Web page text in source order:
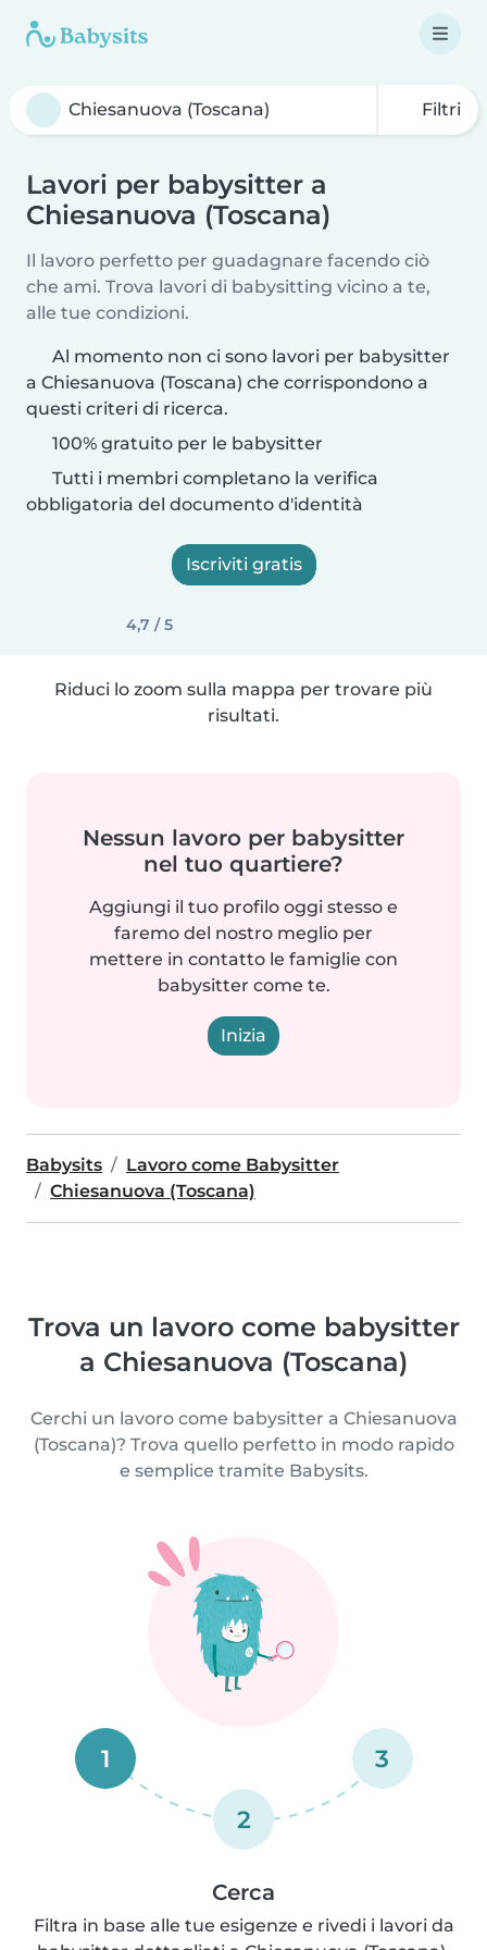
Filtri
Lavori per babysitter a
Chiesanuova (Toscana)
Il lavoro perfetto per guadagnare facendo ciò
che ami. Trova lavori di babysitting vicino a te,
alle tue condizioni.
Al momento non ci sono lavori per babysitter
a Chiesanuova (Toscana) che corrispondono a
questi criteri di ricerca.
100% gratuito per le babysitter
Tutti i membri completano la verifica
obbligatoria del documento d'identità
Iscriviti gratis
4,7 / 5
Riduci lo zoom sulla mappa per trovare più
risultati.
Nessun lavoro per babysitter
nel tuo quartiere?
Aggiungi il tuo profilo oggi stesso e
faremo del nostro meglio per
mettere in contatto le famiglie con
babysitter come te.
Inizia
Babysits
Lavoro come Babysitter
Chiesanuova (Toscana)
Trova un lavoro come babysitter
a Chiesanuova (Toscana)
Cerchi un lavoro come babysitter a Chiesanuova
(Toscana)? Trova quello perfetto in modo rapido
e semplice tramite Babysits.
1
2
3
Cerca
Filtra in base alle tue esigenze e rivedi i lavori da